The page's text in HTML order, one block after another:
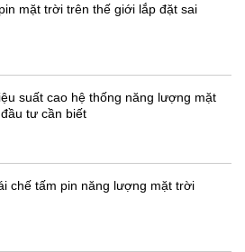
mặt trời trên thế giới lắp đặt sai
suất cao hệ thống năng lượng mặt
tư cần biết
chế tấm pin năng lượng mặt trời